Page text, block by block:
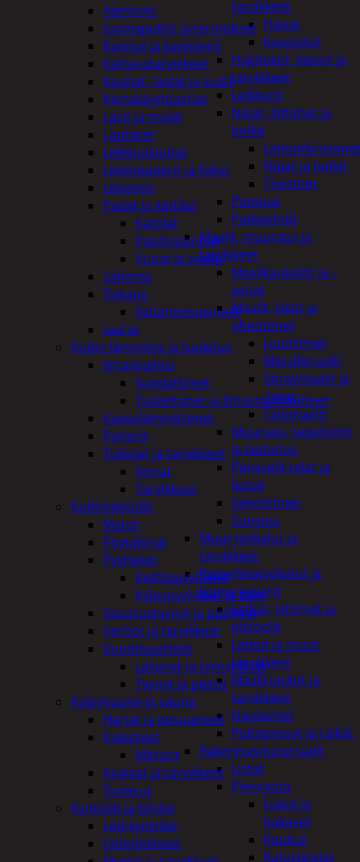
tarvikkeet
Hanat
Kaapistot
Hajulukot, kaivot ja
tarvikkeet
Leikkurit
Nipat, liittimet ja
holkit
Nipat ja holkit
Tiivisteet
Pumput
Putkipihdit
Maalit, muuraus ja
tarvikkeet
Maalikaukalot ja -
astiat
Maalit, lakat ja
ohentimet
Liuottimet
Metallimaalit
Spraymaalit ja
-lakat
Talomaalit
Muuraus, tapetointi
ja laatoitus
Pensselit telat ja
lastat
Sekoittimet
Suojaus
Muut työkalut ja
tarvikkeet
Paineilmatyökalut ja
kompressorit
Letkut, liittimet ja
pistoolit
Letkut ja muut
tarvikkeet
Maaliruiskut ja
tarvikkeet
Naulaimet
Pulttipyssyt ja räikät
Rakennusmateriaalit
Listat
Pienrauta
Lukot ja
hakaset
Koukut
Kalustejalat
Aterimet
Juomapullot ja termokset
Kannut ja kanisterit
Kattaustarvikkeet
Kauhat, lastat ja sudit
Kertakäyttöastiat
Lasit ja mukit
Lautaset
Leikkuulaudat
Leivinpaperit ja foliot
Leivonta
Padat ja kattilat
Kattilat
Paistinpannut
Vuoat ja padat
Säilöntä
Tiskaus
Astianpesuaineet
vaa'at
Kodin lämmitys ja tuuletus
Ilmanvaihto
Suodattimet
Tuulettimet ja Ilmastointilaitteet
Kaasulämmittimet
Patterit
Tulisijat ja tarvikkeet
Arinat
Tarvikkeet
Kodintekstiilit
Matot
Pöytäliinat
Pyyhkeet
Keittiöpyyhkeet
Kylpypyyhkeet ja takit
Sisustustyynyt ja päälliset
Verhot ja tarvikkeet
Vuodevaatteet
Lakanat ja tyynynlinat
Tyynyt ja peitot
Kylpyhuone ja sauna
Harjat ja pesuaineet
Kalusteet
Mittarit
Kiukaat ja tarvikkeet
Tuoksut
Kynttilät ja lyhdyt
Led-kynttilät
Lyhtytelineet